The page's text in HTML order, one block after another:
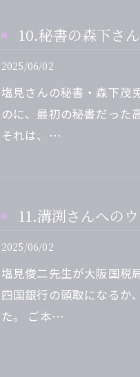
10.秘書の森下さん
2025/06/02
塩見さんの秘書・森下茂
のに、最初の秘書だった
それは、…
11.溝渕さんへの
2025/06/02
塩見俊二先生が大阪国税
四国銀行の頭取になるか
た。 ご本…